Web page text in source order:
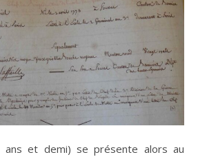
ans et demi) se présente alors au